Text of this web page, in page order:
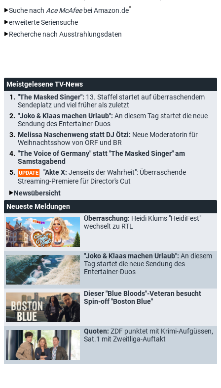
Suche nach Ace McAfeebei Amazon.de*
erweiterte Seriensuche
Recherche nach Ausstrahlungsdaten
Meistgelesene TV-News
"The Masked Singer": 13. Staffel startet auf überraschendem
Sendeplatz und viel früher als zuletzt
"Joko & Klaas machen Urlaub": An diesem Tag startet die neue
Sendung des Entertainer-Duos
Melissa Naschenweng statt DJ Ötzi: Neue Moderatorin für
Weihnachtsshow von ORF und BR
"The Voice of Germany" statt "The Masked Singer" am
Samstagabend
UPDATE "Akte X: Jenseits der Wahrheit": Überraschende
Streaming-Premiere für Director's Cut
Newsübersicht
Neueste Meldungen
Überraschung: Heidi Klums "HeidiFest"
wechselt zu RTL
"Joko & Klaas machen Urlaub": An diesem
Tag startet die neue Sendung des
Entertainer-Duos
Dieser "Blue Bloods"-Veteran besucht
Spin-off "Boston Blue"
Quoten: ZDF punktet mit Krimi-Aufgüssen,
Sat.1 mit Zweitliga-Auftakt